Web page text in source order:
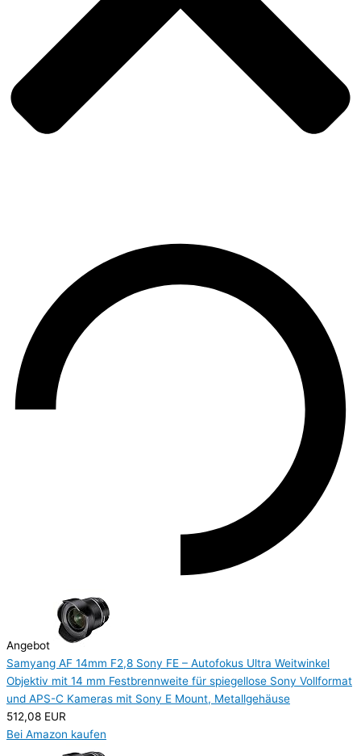
Angebot
Samyang AF 14mm F2,8 Sony FE – Autofokus Ultra Weitwinkel
Objektiv mit 14 mm Festbrennweite für spiegellose Sony Vollformat
und APS-C Kameras mit Sony E Mount, Metallgehäuse
512,08 EUR
Bei Amazon kaufen